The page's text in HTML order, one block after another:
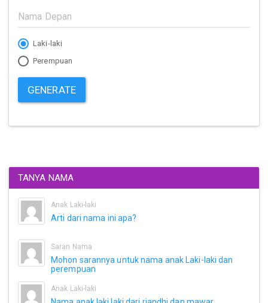
Laki-laki
Perempuan
GENERATE
TANYA NAMA
Anak Laki-laki
Arti dari nama ini apa?
Saran Nama
Mohon sarannya untuk nama anak Laki-laki dan
perempuan
Anak Laki-laki